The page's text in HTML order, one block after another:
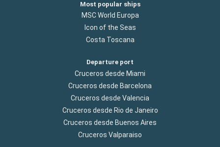
Most popular ships
MSC World Europa
Icon of the Seas
Costa Toscana
Departure port
Cruceros desde Miami
Cruceros desde Barcelona
Cruceros desde Valencia
Cruceros desde Rio de Janeiro
Cruceros desde Buenos Aires
Cruceros Valparaiso